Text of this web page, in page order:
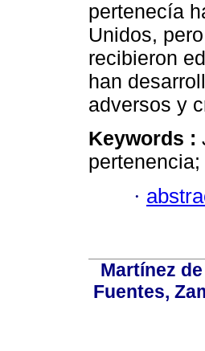
pertenecía
Unidos,
recibieron
han
adversos y
Keywords :
·
Martínez
Fuentes,